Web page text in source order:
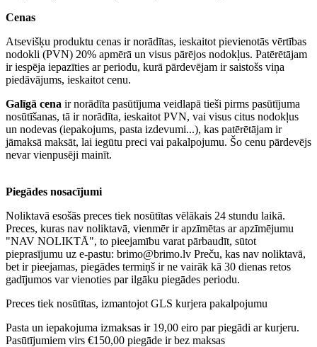
Cenas
Atsevišķu produktu cenas ir norādītas, ieskaitot pievienotās vērtības
nodokli (PVN) 20% apmērā un visus pārējos nodokļus. Patērētājam
ir iespēja iepazīties ar periodu, kurā pārdevējam ir saistošs viņa
piedāvājums, ieskaitot cenu.
Galīgā cena ir norādīta pasūtījuma veidlapā tieši pirms pasūtījuma
nosūtīšanas, tā ir norādīta, ieskaitot PVN, vai visus citus nodokļus
un nodevas (iepakojums, pasta izdevumi...), kas patērētājam ir
jāmaksā maksāt, lai iegūtu preci vai pakalpojumu. Šo cenu pārdevējs
nevar vienpusēji mainīt.
Piegādes nosacījumi
Noliktavā esošās preces tiek nosūtītas vēlākais 24 stundu laikā.
Preces, kuras nav noliktavā, vienmēr ir apzīmētas ar apzīmējumu
"NAV NOLIKTĀ", to pieejamību varat pārbaudīt, sūtot
pieprasījumu uz e-pastu: brimo@brimo.lv Preču, kas nav noliktavā,
bet ir pieejamas, piegādes termiņš ir ne vairāk kā 30 dienas retos
gadījumos var vienoties par ilgāku piegādes periodu.
Preces tiek nosūtītas, izmantojot GLS kurjera pakalpojumu
Pasta un iepakojuma izmaksas ir 19,00 eiro par piegādi ar kurjeru.
Pasūtījumiem virs €150,00 piegāde ir bez maksas